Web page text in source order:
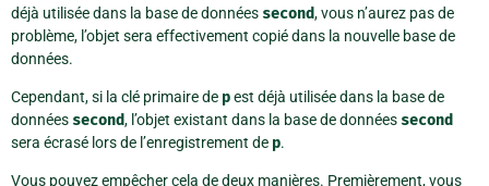
déjà utilisée dans la base de données second, vous n’aurez pas de
problème, l’objet sera effectivement copié dans la nouvelle base de
données.
Cependant, si la clé primaire de pest déjà utilisée dans la base de
données second, l’objet existant dans la base de données second
sera écrasé lors de l’enregistrement de p.
Vous pouvez empêcher cela de deux manières. Premièrement, vous